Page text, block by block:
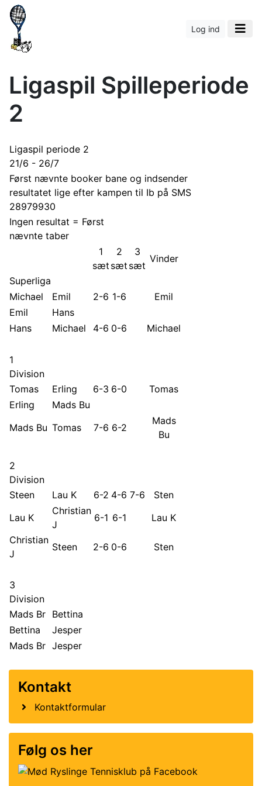
Log ind
Ligaspil Spilleperiode
2
Ligaspil periode 2
21/6 - 26/7
Først nævnte booker bane og indsender
resultatet lige efter kampen til Ib på SMS
28979930
Ingen resultat = Først
nævnte taber
1
sæt
2
sæt
3
sæt
Vinder
Superliga
Michael
Emil 2-6 1-6
Emil
Emil
Hans
Hans
Michael 4-6 0-6 Michael
1
Division
Tomas
Erling 6-3 6-0
Tomas
Erling
Mads Bu
Mads Bu Tomas 7-6 6-2
Mads
Bu
2
Division
Steen
Lau K 6-2 4-6 7-6
Sten
Lau K
Christian
J
6-1 6-1
Lau K
Christian
J
Steen 2-6 0-6 Sten
3
Division
Mads Br Bettina
Bettina
Jesper
Mads Br Jesper
Kontakt
Kontaktformular
Følg os her